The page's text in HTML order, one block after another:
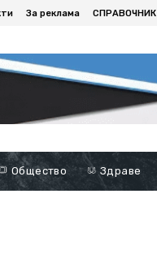
За реклама СПРАВОЧНИК
Общество Здраве